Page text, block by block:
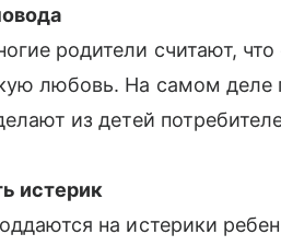
родители считают,
любовь. На самом деле
из детей
истерик
на истерики